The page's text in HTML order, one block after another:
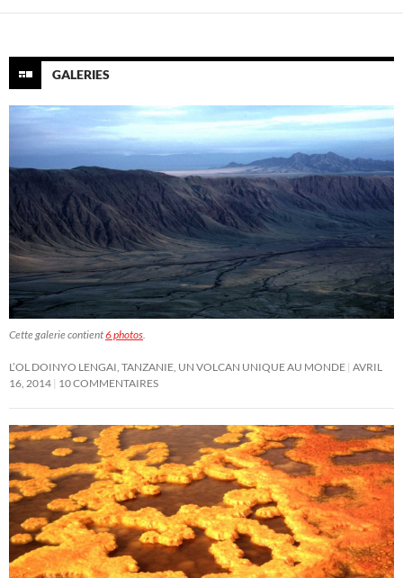
GALERIES
Cette galerie contient6 photos.
L’OL DOINYO LENGAI, TANZANIE, UN VOLCAN UNIQUE AU MONDE AVRIL
16, 2014 10 COMMENTAIRES